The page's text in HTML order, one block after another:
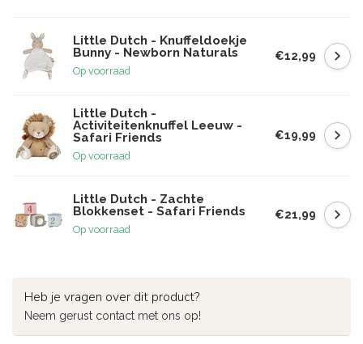
Little Dutch - Knuffeldoekje
Bunny - Newborn Naturals
Op voorraad
€12,99
Little Dutch -
Activiteitenknuffel Leeuw -
Safari Friends
Op voorraad
€19,99
Little Dutch - Zachte
Blokkenset - Safari Friends
Op voorraad
€21,99
Heb je vragen over dit product?
Neem gerust contact met ons op!